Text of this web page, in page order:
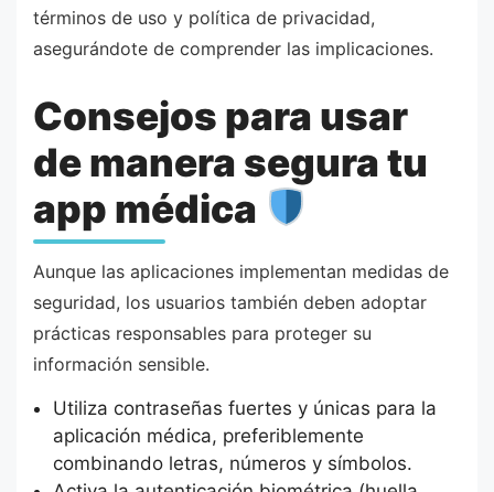
términos de uso y política de privacidad,
asegurándote de comprender las implicaciones.
Consejos para usar
de manera segura tu
app médica
Aunque las aplicaciones implementan medidas de
seguridad, los usuarios también deben adoptar
prácticas responsables para proteger su
información sensible.
Utiliza contraseñas fuertes y únicas para la
aplicación médica, preferiblemente
combinando letras, números y símbolos.